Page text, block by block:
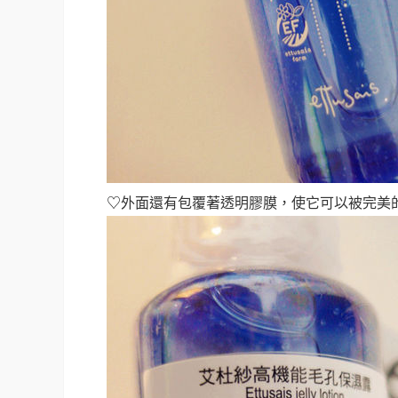
♡外面還有包覆著透明膠膜，使它可以被完美